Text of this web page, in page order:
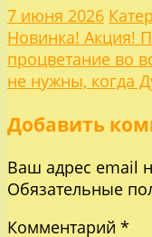
7 июня 2026
по
записям
Новинка! Акция!
процветание во
не нужны, когда
Добавить
Ваш адрес email
Обязательные
Комментарий *